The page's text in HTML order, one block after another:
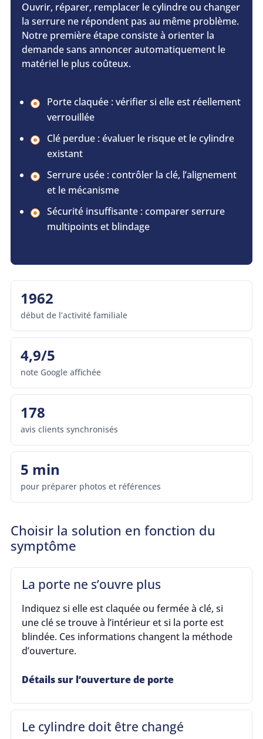
Ouvrir, réparer, remplacer le cylindre ou changer
la serrure ne répondent pas au même problème.
Notre première étape consiste à orienter la
demande sans annoncer automatiquement le
matériel le plus coûteux.
Porte claquée : vérifier si elle est réellement
verrouillée
Clé perdue : évaluer le risque et le cylindre
existant
Serrure usée : contrôler la clé, l’alignement
et le mécanisme
Sécurité insuffisante : comparer serrure
multipoints et blindage
1962
début de l’activité familiale
4,9/5
note Google affichée
178
avis clients synchronisés
5 min
pour préparer photos et références
Choisir la solution en fonction du
symptôme
La porte ne s’ouvre plus
Indiquez si elle est claquée ou fermée à clé, si
une clé se trouve à l’intérieur et si la porte est
blindée. Ces informations changent la méthode
d’ouverture.
Détails sur l’ouverture de porte
Le cylindre doit être changé